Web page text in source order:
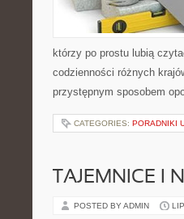
którzy po prostu lubią
codzienności różnych
przystępnym sposobem
CATEGORIES: PORADNIKI
TAJEMNICE I
POSTED BY ADMIN